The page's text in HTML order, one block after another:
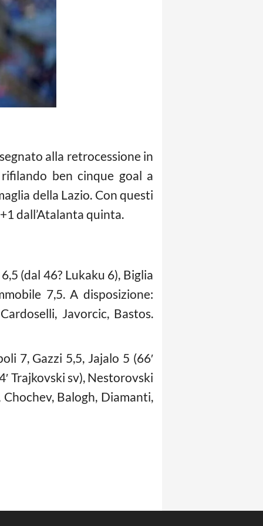
alla retrocessione in
ben cinque goal a
della Lazio. Con questi
dall’Atalanta quinta.
(dal 46? Lukaku 6), Biglia
7,5. A disposizione:
Javorcic, Bastos.
7, Gazzi 5,5, Jajalo 5 (66′
Trajkovski sv), Nestorovski
Balogh, Diamanti,